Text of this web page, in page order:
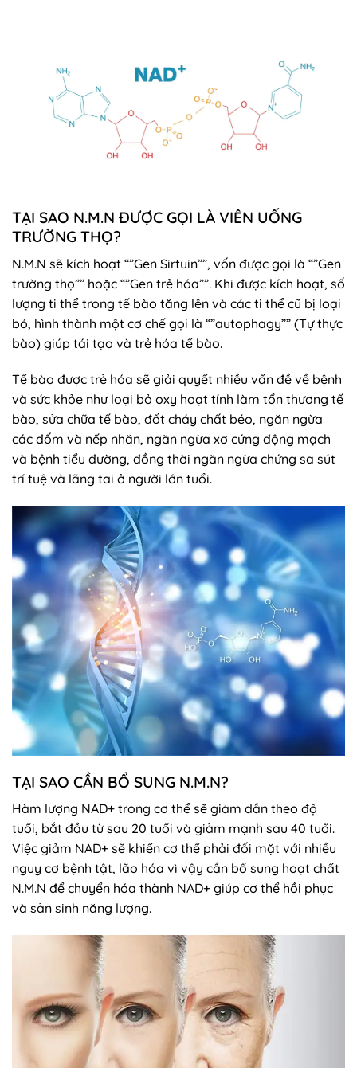
TẠI SAO N.M.N ĐƯỢC GỌI LÀ VIÊN UỐNG
TRƯỜNG THỌ?
N.M.N sẽ kích hoạt “”Gen Sirtuin””, vốn được gọi là “”Gen
trường thọ”” hoặc “”Gen trẻ hóa””. Khi được kích hoạt, số
lượng ti thể trong tế bào tăng lên và các ti thể cũ bị loại
bỏ, hình thành một cơ chế gọi là “”autophagy”” (Tự thực
bào) giúp tái tạo và trẻ hóa tế bào.
Tế bào được trẻ hóa sẽ giải quyết nhiều vấn đề về bệnh
và sức khỏe như loại bỏ oxy hoạt tính làm tổn thương tế
bào, sửa chữa tế bào, đốt cháy chất béo, ngăn ngừa
các đốm và nếp nhăn, ngăn ngừa xơ cứng động mạch
và bệnh tiểu đường, đồng thời ngăn ngừa chứng sa sút
trí tuệ và lãng tai ở người lớn tuổi.
TẠI SAO CẦN BỔ SUNG N.M.N?
Hàm lượng NAD+ trong cơ thể sẽ giảm dần theo độ
tuổi, bắt đầu từ sau 20 tuổi và giảm mạnh sau 40 tuổi.
Việc giảm NAD+ sẽ khiến cơ thể phải đối mặt với nhiều
nguy cơ bệnh tật, lão hóa vì vậy cần bổ sung hoạt chất
N.M.N để chuyển hóa thành NAD+ giúp cơ thể hồi phục
và sản sinh năng lượng.